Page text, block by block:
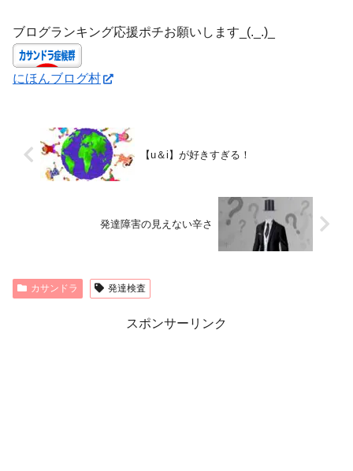
ブログランキング応援ポチお願いします_(._.)_
にほんブログ村
【u＆i】が好きすぎる！
発達障害の見えない辛さ
カサンドラ 発達検査
スポンサーリンク